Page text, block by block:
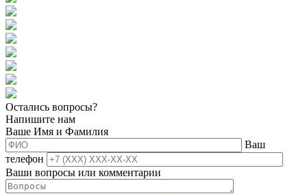
Остались вопросы?
Напишите нам
Ваше Имя и Фамилия
Ваш
телефон
Ваши вопросы или комментарии